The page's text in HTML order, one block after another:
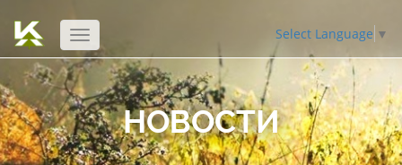
Открыть
навигацию
Select Language ▼
НОВОСТИ